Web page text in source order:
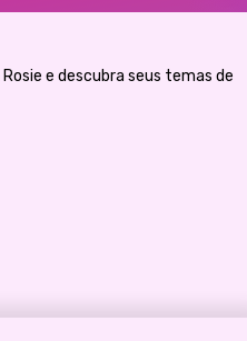
e descubra seus temas de